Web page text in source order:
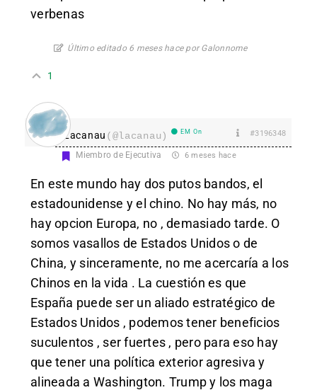
verbenas
Último editado 6 meses hace por Galonnome
1
Lacanau (@lacanau) EM On #3196348
Miembro de Ejecutiva 6 meses hace
En este mundo hay dos putos bandos, el
estadounidense y el chino. No hay más, no
hay opcion Europa, no , demasiado tarde. O
somos vasallos de Estados Unidos o de
China, y sinceramente, no me acercaría a los
Chinos en la vida . La cuestión es que
España puede ser un aliado estratégico de
Estados Unidos , podemos tener beneficios
suculentos , ser fuertes , pero para eso hay
que tener una política exterior agresiva y
alineada a Washington. Trump y los maga